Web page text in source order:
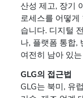
산성 제고, 장기
로세스를 어떻
습니다. 디지털
나, 플랫폼 통합,
여전히 남아 있
GLG의 접근법
GLG는 북미, 유